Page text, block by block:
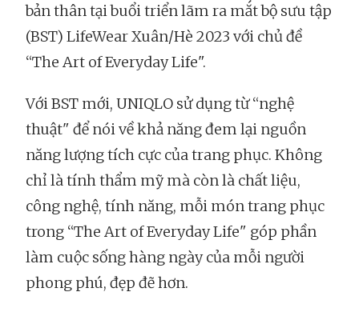
bản thân tại buổi triển lãm ra mắt bộ sưu tập
(BST) LifeWear Xuân/Hè 2023 với chủ đề
“The Art of Everyday Life".
Với BST mới, UNIQLO sử dụng từ “nghệ
thuật" để nói về khả năng đem lại nguồn
năng lượng tích cực của trang phục. Không
chỉ là tính thẩm mỹ mà còn là chất liệu,
công nghệ, tính năng, mỗi món trang phục
trong “The Art of Everyday Life" góp phần
làm cuộc sống hàng ngày của mỗi người
phong phú, đẹp đẽ hơn.